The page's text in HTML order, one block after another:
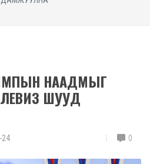
НААДМЫГ
ШУУД
24 0